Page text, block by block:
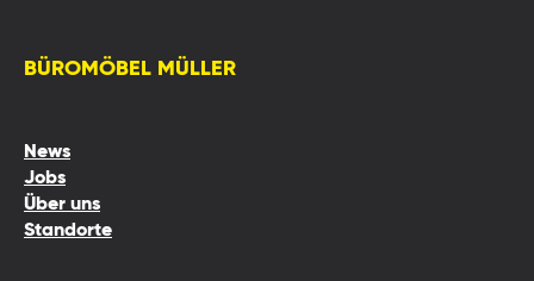
BÜROMÖBEL MÜLLER
News
Jobs
Über uns
Standorte